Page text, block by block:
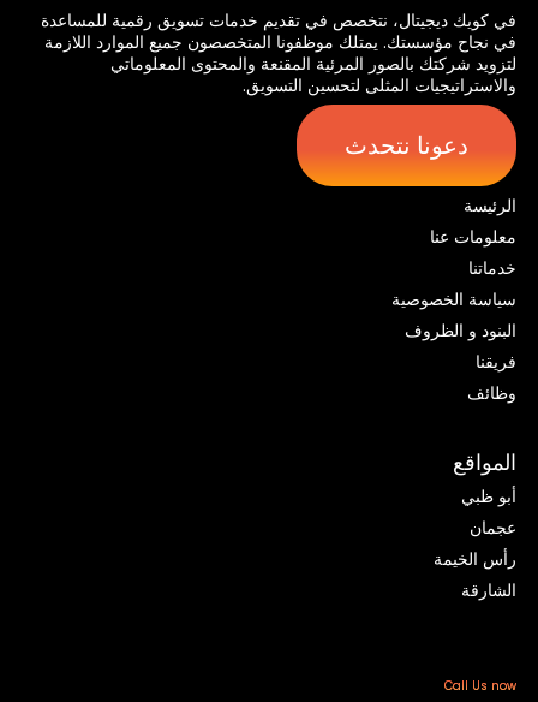
في كويك ديجيتال، نتخصص في تقديم خدمات تسويق رقمية للمساعدة
في نجاح مؤسستك. يمتلك موظفونا المتخصصون جميع الموارد اللازمة
لتزويد شركتك بالصور المرئية المقنعة والمحتوى المعلوماتي
والاستراتيجيات المثلى لتحسين التسويق.
دعونا نتحدث
الرئيسة
معلومات عنا
خدماتنا
سياسة الخصوصية
البنود و الظروف
فريقنا
وظائف
المواقع
أبو ظبي
عجمان
رأس الخيمة
الشارقة
Call Us now